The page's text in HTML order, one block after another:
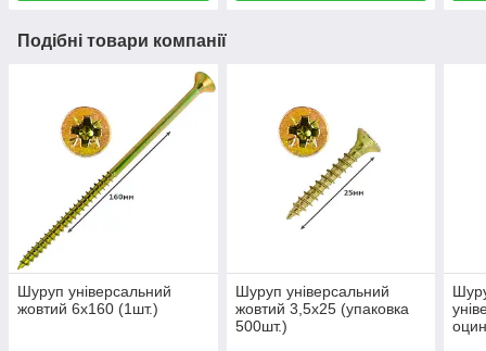
Подібні товари компанії
Шуруп універсальний
жовтий 6х160 (1шт.)
Шуруп універсальний
жовтий 3,5х25 (упаковка
500шт.)